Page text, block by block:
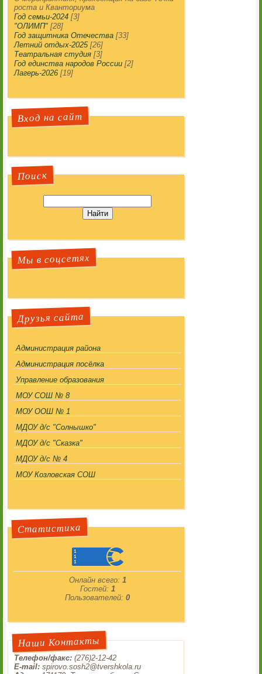
роста и Кванториума
Год семьи-2024 [3]
"ОЛИМП" [28]
Год защитника Отечества [33]
Летний отдых-2025 [26]
Театральная студия [3]
Год единства народов России [2]
Лагерь-2026 [19]
Вход на сайт
Поиск
Мы в соцсетях
Друзья сайта
Администрация района
Администрация посёлка
Управление образования
МОУ СОШ № 8
МОУ ООШ № 1
МДОУ д/с "Солнышко"
МДОУ д/с "Сказка"
МДОУ д/с № 4
МОУ Козловская СОШ
Статистика
Онлайн всего: 1
Гостей: 1
Пользователей: 0
Наши Контакты
Телефон/факс: (276)2-12-42
E-mail: spirovo.sosh2@tvershkola.ru